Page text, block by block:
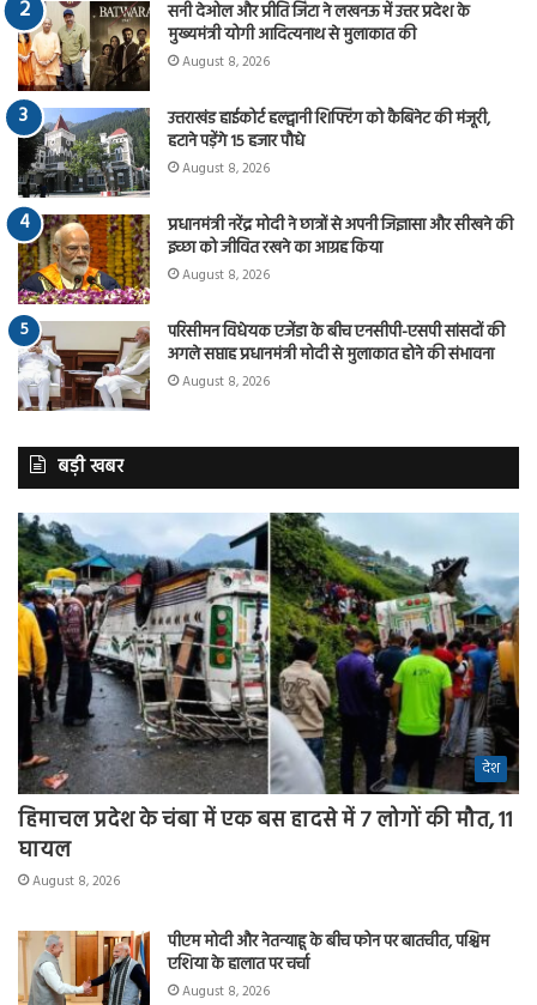
सनी देओल और प्रीति जिंटा ने लखनऊ में उत्तर प्रदेश के
मुख्यमंत्री योगी आदित्यनाथ से मुलाकात की
August 8, 2026
उत्तराखंड हाईकोर्ट हल्द्वानी शिफ्टिंग को कैबिनेट की मंजूरी,
हटाने पड़ेंगे 15 हजार पौधे
August 8, 2026
प्रधानमंत्री नरेंद्र मोदी ने छात्रों से अपनी जिज्ञासा और सीखने की
इच्छा को जीवित रखने का आग्रह किया
August 8, 2026
परिसीमन विधेयक एजेंडा के बीच एनसीपी-एसपी सांसदों की
अगले सप्ताह प्रधानमंत्री मोदी से मुलाकात होने की संभावना
August 8, 2026
बड़ी खबर
देश
हिमाचल प्रदेश के चंबा में एक बस हादसे में 7 लोगों की मौत, 11
घायल
August 8, 2026
पीएम मोदी और नेतन्याहू के बीच फोन पर बातचीत, पश्चिम
एशिया के हालात पर चर्चा
August 8, 2026